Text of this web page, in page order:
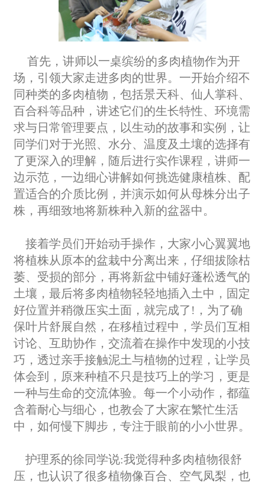
首先，讲师以一桌缤纷的多肉植物作为开
场，引领大家走进多肉的世界。一开始介绍不
同种类的多肉植物，包括景天科、仙人掌科、
百合科等品种，讲述它们的生长特性、环境需
求与日常管理要点，以生动的故事和实例，让
同学们对于光照、水分、温度及土壤的选择有
了更深入的理解，随后进行实作课程，讲师一
边示范，一边细心讲解如何挑选健康植株、配
置适合的介质比例，并演示如何从母株分出子
株，再细致地将新株种入新的盆器中。
接着学员们开始动手操作，大家小心翼翼地
将植株从原本的盆栽中分离出来，仔细拔除枯
萎、受损的部分，再将新盆中铺好蓬松透气的
土壤，最后将多肉植物轻轻地插入土中，固定
好位置并稍微压实土面，就完成了!，为了确
保叶片舒展自然，在移植过程中，学员们互相
讨论、互助协作，交流着在操作中发现的小技
巧，透过亲手接触泥土与植物的过程，让学员
体会到，原来种植不只是技巧上的学习，更是
一种与生命的交流体验。每一个小动作，都蕴
含着耐心与细心，也教会了大家在繁忙生活
中，如何慢下脚步，专注于眼前的小小世界。
护理系的徐同学说:我觉得种多肉植物很舒
压，也认识了很多植物像百合、空气凤梨，也